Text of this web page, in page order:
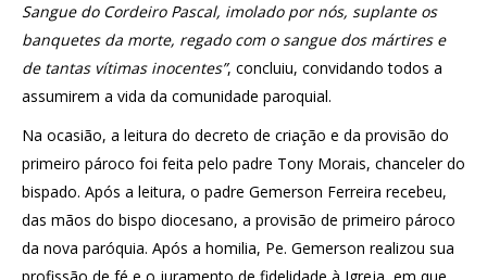
Sangue do Cordeiro Pascal, imolado por nós, suplante os
banquetes da morte, regado com o sangue dos mártires e
de tantas vítimas inocentes”, concluiu, convidando todos a
assumirem a vida da comunidade paroquial.
Na ocasião, a leitura do decreto de criação e da provisão do
primeiro pároco foi feita pelo padre Tony Morais, chanceler do
bispado. Após a leitura, o padre Gemerson Ferreira recebeu,
das mãos do bispo diocesano, a provisão de primeiro pároco
da nova paróquia. Após a homilia, Pe. Gemerson realizou sua